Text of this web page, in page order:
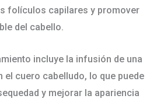
folículos capilares y promover
del cabello.
incluye la infusión de una
el cuero cabelludo, lo que puede
y mejorar la apariencia